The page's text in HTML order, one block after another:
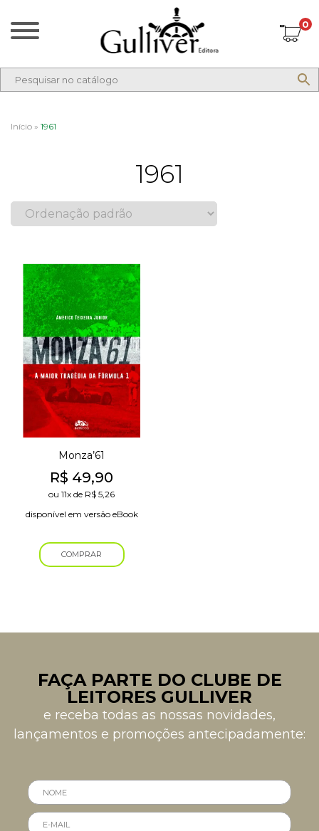
0
Início » 1961
1961
Monza’61
R$ 49,90
ou 11x de R$ 5,26
disponível em versão eBook
COMPRAR
FAÇA PARTE DO CLUBE DE
LEITORES GULLIVER
e receba todas as nossas novidades,
lançamentos e promoções antecipadamente: